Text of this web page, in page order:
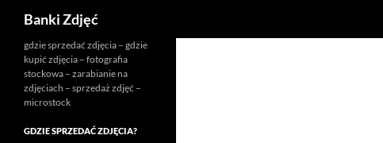
Przejdź
treści
Banki Zdjęć
gdzie sprzedać zdjęcia – gdzie
kupić zdjęcia – fotografia
stockowa – zarabianie na
zdjęciach – sprzedaż zdjęć –
microstock
GDZIE SPRZEDAĆ ZDJĘCIA?